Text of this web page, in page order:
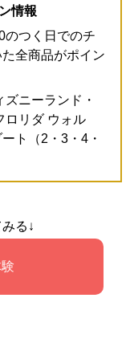
情報
のつく日でのチ
全商品がポイン
ニーランド・
ロリダ ウォル
ト（2・3・4・
る↓